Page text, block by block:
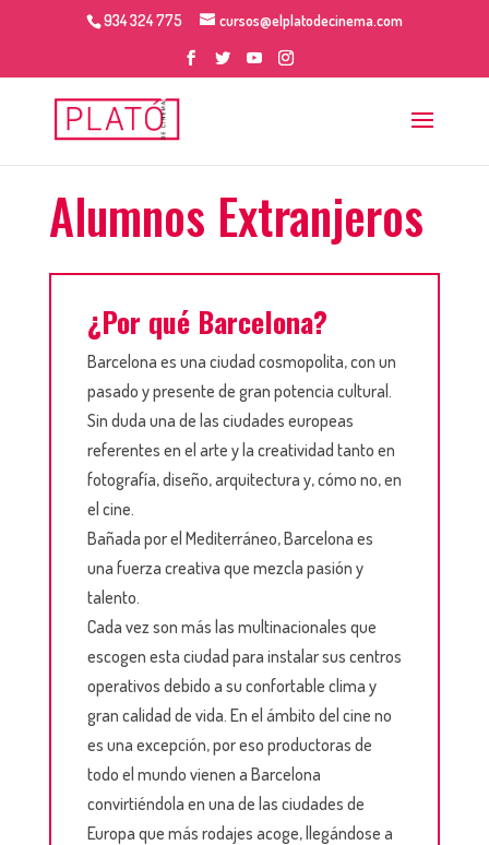
934 324 775 cursos@elplatodecinema.com
Alumnos Extranjeros
¿Por qué Barcelona?
Barcelona es una ciudad cosmopolita, con un
pasado y presente de gran potencia cultural.
Sin duda una de las ciudades europeas
referentes en el arte y la creatividad tanto en
fotografía, diseño, arquitectura y, cómo no, en
el cine.
Bañada por el Mediterráneo, Barcelona es
una fuerza creativa que mezcla pasión y
talento.
Cada vez son más las multinacionales que
escogen esta ciudad para instalar sus centros
operativos debido a su confortable clima y
gran calidad de vida. En el ámbito del cine no
es una excepción, por eso productoras de
todo el mundo vienen a Barcelona
convirtiéndola en una de las ciudades de
Europa que más rodajes acoge, llegándose a